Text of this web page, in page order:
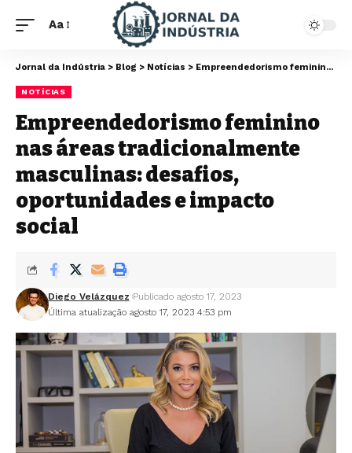
Aa
Jornal da Indústria > Blog > Notícias > Empreendedorismo feminino nas áreas tradicionalmente masculinas: desafios, oportunidades e impacto social
NOTÍCIAS
Empreendedorismo feminino
nas áreas tradicionalmente
masculinas: desafios,
oportunidades e impacto
social
Última atualização agosto 17, 2023 4:53 pm
Diego Velázquez Publicado agosto 17, 2023